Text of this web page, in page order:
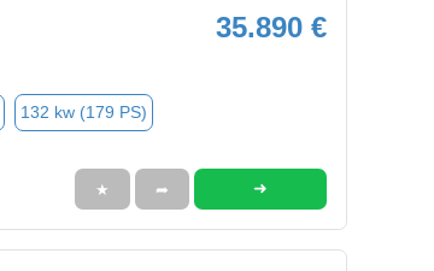
35.890 €
132 kw (179 PS)
★ ➦ ➜